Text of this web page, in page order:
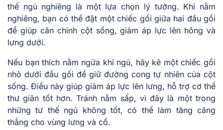
thế ngủ nghiêng là một lựa chọn lý tưởng. Khi nằm
nghiêng, bạn có thể đặt một chiếc gối giữa hai đầu gối
để giúp căn chỉnh cột sống, giảm áp lực lên hông và
lưng dưới.
Nếu bạn thích nằm ngửa khi ngủ, hãy kê một chiếc gối
nhỏ dưới đầu gối để giữ đường cong tự nhiên của cột
sống. Điều này giúp giảm áp lực lên lưng, hỗ trợ cơ thể
thư giãn tốt hơn. Tránh nằm sấp, vì đây là một trong
những tư thế ngủ không tốt, có thể làm tăng căng
thẳng cho vùng lưng và cổ.